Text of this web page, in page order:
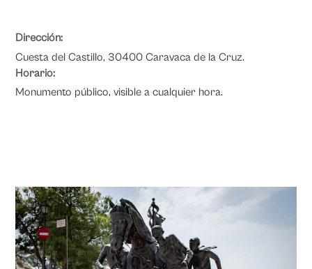
Dirección:
Cuesta del Castillo, 30400 Caravaca de la Cruz.
Horario:
Monumento público, visible a cualquier hora.